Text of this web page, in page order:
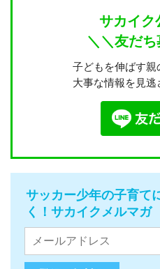
サカイク
＼＼友だ
子どもを伸ばす親
大事な情報を見逃
サッカー少年の子育て
く！サカイクメルマガ